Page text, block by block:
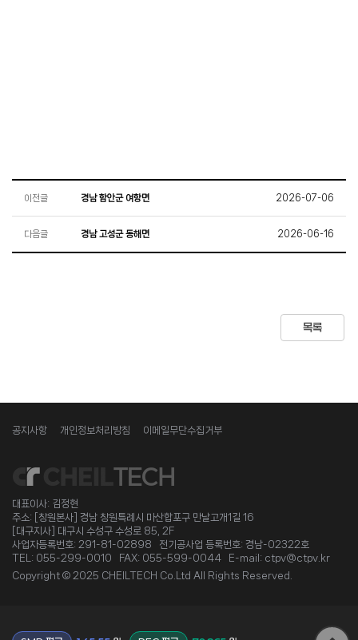
이전글 경남 함안군 여항면 2026-07-06
다음글 경남 고성군 동해면 2026-06-16
목록
공지사항 개인정보처리방침 이메일무단수집거부
대표이사: 김정현
주소: [창원본사] 경남 창원특례시 마산합포구 만날고개1길 16
[대구지사] 대구시 수성구 수성로 85, 2F
사업자등록번호: 291-81-02898 전기공사업 등록번호: 경남-02322호
TEL: 055-299-0010 FAX: 055-599-0044 E-mail: ctpv@ctpv.kr
Copyright © 2025 CHEILTECH Co.Ltd All Rights Reserved.